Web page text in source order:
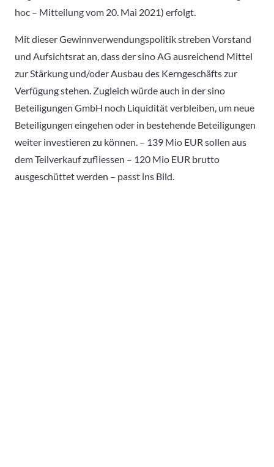
hoc – Mitteilung vom 20. Mai 2021) erfolgt.
Mit dieser Gewinnverwendungspolitik streben Vorstand
und Aufsichtsrat an, dass der sino AG ausreichend Mittel
zur Stärkung und/oder Ausbau des Kerngeschäfts zur
Verfügung stehen. Zugleich würde auch in der sino
Beteiligungen GmbH noch Liquidität verbleiben, um neue
Beteiligungen eingehen oder in bestehende Beteiligungen
weiter investieren zu können. – 139 Mio EUR sollen aus
dem Teilverkauf zufliessen – 120 Mio EUR brutto
ausgeschüttet werden – passt ins Bild.